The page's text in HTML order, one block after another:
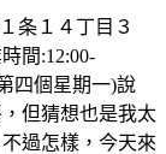
条１４丁目３
間:12:00-
四個星期一)說
但猜想也是我太
過怎樣，今天來